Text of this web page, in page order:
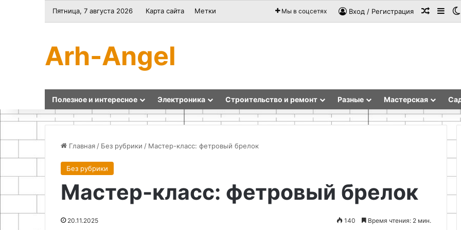
Пятница, 7 августа 2026 Карта сайта Метки Мы в соцсетях Вход / Регистрация
Arh-Angel
Полезное и интересное Электроника Строительство и ремонт Разные Мастерская
Главная / Без рубрики / Мастер-класс: фетровый брелок
Без рубрики
Мастер-класс: фетровый брелок
20.11.2025 140 Время чтения: 2 мин.
найти
подсобников:
точности
при
мебельных